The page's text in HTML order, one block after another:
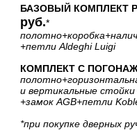
БАЗОВЫЙ КОМПЛЕКТ
руб.*
полотно+коробка
+петли Aldeghi Luigi
КОМПЛЕКТ С
полотно
и вертикальные стойки
+замок AGB+петли
*при покупке дверных